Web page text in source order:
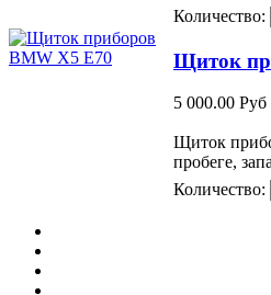
Количество:
Щиток
5 000.00 Руб
Щиток
пробеге,
Количество: